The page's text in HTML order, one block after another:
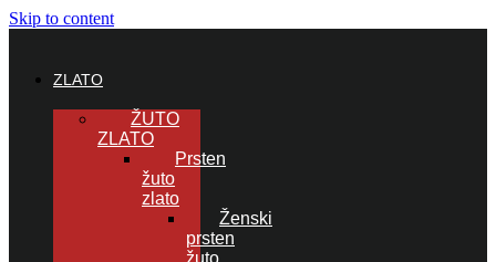
Skip to content
ZLATO
ŽUTO
ZLATO
Prsten
žuto
zlato
Ženski
prsten
žuto